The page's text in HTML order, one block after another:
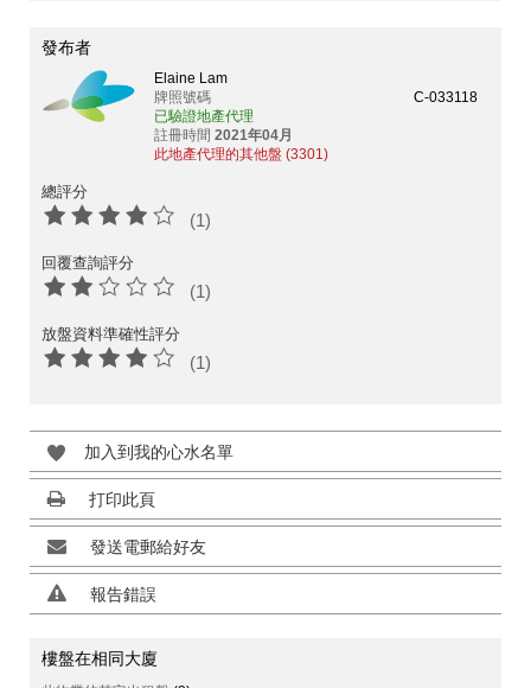
發布者
Elaine Lam
牌照號碼
C-033118
已驗證地產代理
註冊時間 2021年04月
此地產代理的其他盤 (3301)
總評分
(1)
回覆查詢評分
(1)
放盤資料準確性評分
(1)
加入到我的心水名單
打印此頁
發送電郵給好友
報告錯誤
樓盤在相同大廈